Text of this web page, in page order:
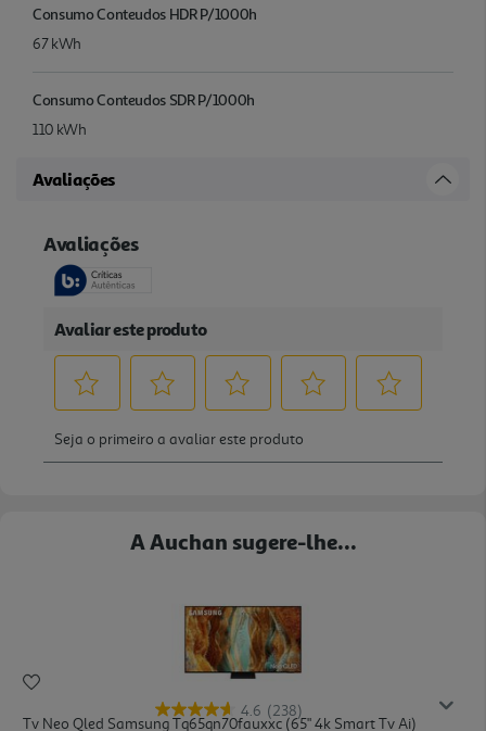
Consumo Conteudos HDR P/1000h
67 kWh
Consumo Conteudos SDR P/1000h
110 kWh
Avaliações
A Auchan sugere-lhe...
4.6 (238)
Tv Neo Qled Samsung Tq65qn70fauxxc (65" 4k Smart Tv Ai)